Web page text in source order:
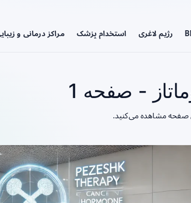
رژیم لاغری استخدام پزشک مراکز درمانی و
- صفحه 1
صفحه مشاهده می‌کنید.